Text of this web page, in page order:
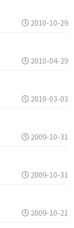
2010-10-29
2010-04-29
2010-03-03
2009-10-31
2009-10-31
2009-10-21